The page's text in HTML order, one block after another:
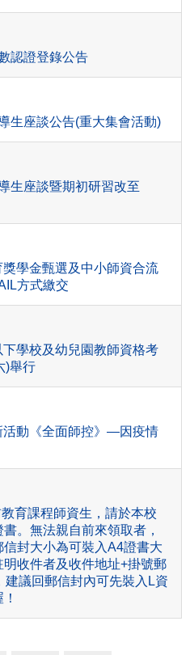
認證登錄公告
生座談公告(重大集會活動)
生座談暨期初研習改至
學金甄選及中小師資合流
方式繳交
學校及幼兒園教師資格考
)舉行
活動《全面師控》—因疫情
育課程師資生，請於本校
。無法親自前來領取者，
封大小為可裝入A4證書大
收件者及收件地址+掛號郵
議回郵信封內可先裝入L資